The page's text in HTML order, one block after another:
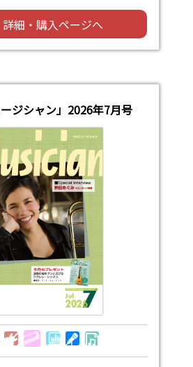
詳細・購入ページへ
ジシャン」2026年7月号